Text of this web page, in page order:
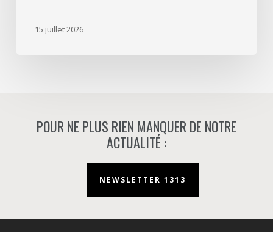
15 juillet 2026
POUR NE PLUS RIEN MANQUER DE NOTRE
ACTUALITÉ :
NEWSLETTER 1313